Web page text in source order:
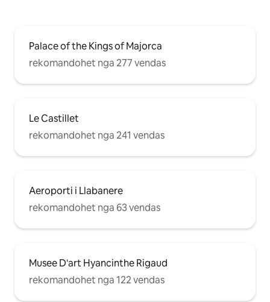
Palace of the Kings of Majorca
rekomandohet nga 277 vendas
Le Castillet
rekomandohet nga 241 vendas
Aeroporti i Llabanere
rekomandohet nga 63 vendas
Musee D'art Hyancinthe Rigaud
rekomandohet nga 122 vendas